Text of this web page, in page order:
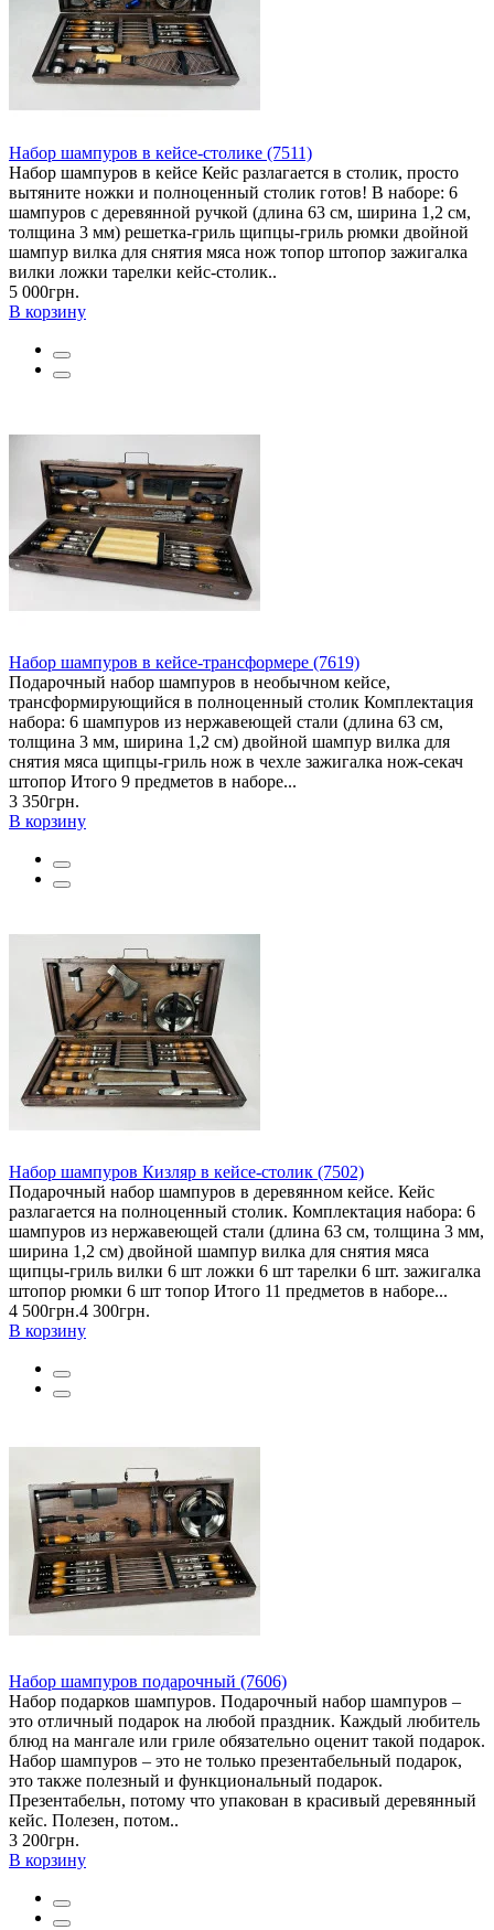
Набор шампуров в кейсе-столике (7511)
Набор шампуров в кейсе Кейс разлагается в столик, просто
вытяните ножки и полноценный столик готов! В наборе: 6
шампуров с деревянной ручкой (длина 63 см, ширина 1,2 см,
толщина 3 мм) решетка-гриль щипцы-гриль рюмки двойной
шампур вилка для снятия мяса нож топор штопор зажигалка
вилки ложки тарелки кейс-столик..
5 000грн.
В корзину
Набор шампуров в кейсе-трансформере (7619)
Подарочный набор шампуров в необычном кейсе,
трансформирующийся в полноценный столик Комплектация
набора: 6 шампуров из нержавеющей стали (длина 63 см,
толщина 3 мм, ширина 1,2 см) двойной шампур вилка для
снятия мяса щипцы-гриль нож в чехле зажигалка нож-секач
штопор Итого 9 предметов в наборе...
3 350грн.
В корзину
Набор шампуров Кизляр в кейсе-столик (7502)
Подарочный набор шампуров в деревянном кейсе. Кейс
разлагается на полноценный столик. Комплектация набора: 6
шампуров из нержавеющей стали (длина 63 см, толщина 3 мм,
ширина 1,2 см) двойной шампур вилка для снятия мяса
щипцы-гриль вилки 6 шт ложки 6 шт тарелки 6 шт. зажигалка
штопор рюмки 6 шт топор Итого 11 предметов в наборе...
4 500грн.4 300грн.
В корзину
Набор шампуров подарочный (7606)
Набор подарков шампуров. Подарочный набор шампуров –
это отличный подарок на любой праздник. Каждый любитель
блюд на мангале или гриле обязательно оценит такой подарок.
Набор шампуров – это не только презентабельный подарок,
это также полезный и функциональный подарок.
Презентабельн, потому что упакован в красивый деревянный
кейс. Полезен, потом..
3 200грн.
В корзину